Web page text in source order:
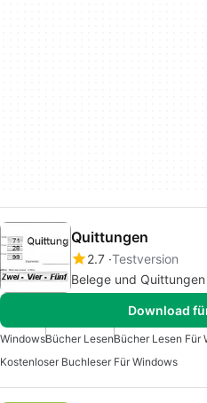
Quittungen
2.7 Testversion
Belege und
Download
WindowsBücher LesenBücher Lesen Für
Kostenloser Buchleser Für Windows